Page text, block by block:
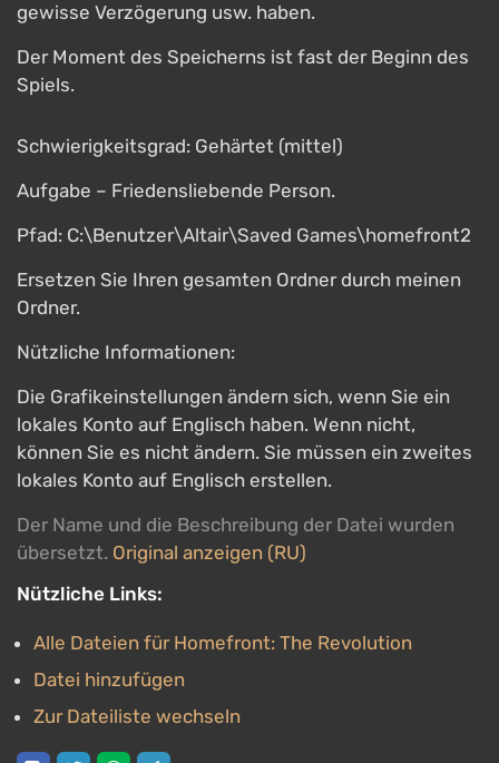
gewisse Verzögerung usw. haben.
Der Moment des Speicherns ist fast der Beginn des
Spiels.
Schwierigkeitsgrad: Gehärtet (mittel)
Aufgabe – Friedensliebende Person.
Pfad: C:\Benutzer\Altair\Saved Games\homefront2
Ersetzen Sie Ihren gesamten Ordner durch meinen
Ordner.
Nützliche Informationen:
Die Grafikeinstellungen ändern sich, wenn Sie ein
lokales Konto auf Englisch haben. Wenn nicht,
können Sie es nicht ändern. Sie müssen ein zweites
lokales Konto auf Englisch erstellen.
Der Name und die Beschreibung der Datei wurden
übersetzt. Original anzeigen (RU)
Nützliche Links:
Alle Dateien für Homefront: The Revolution
Datei hinzufügen
Zur Dateiliste wechseln